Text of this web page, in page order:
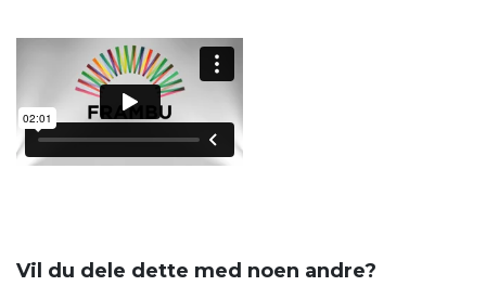
Vil du dele dette med noen andre?